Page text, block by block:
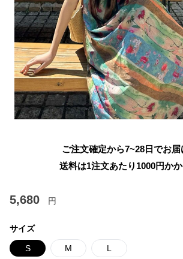
ご注文確定から7~28日でお届
送料は1注文あたり 1000円か
5,680 円
サイズ
S M L